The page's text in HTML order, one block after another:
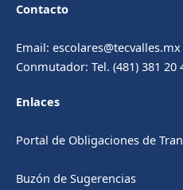
Contacto
Email: escolares@tecvalles.mx
Conmutador: Tel. (481) 381 20
Enlaces
Portal de Obligaciones de
Buzón de Sugerencias